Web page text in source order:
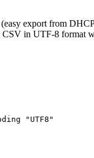
export from
CSV in UTF-8
"UTF8"